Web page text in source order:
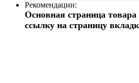
Рекомендации:
Основная страница
ссылку на страницу